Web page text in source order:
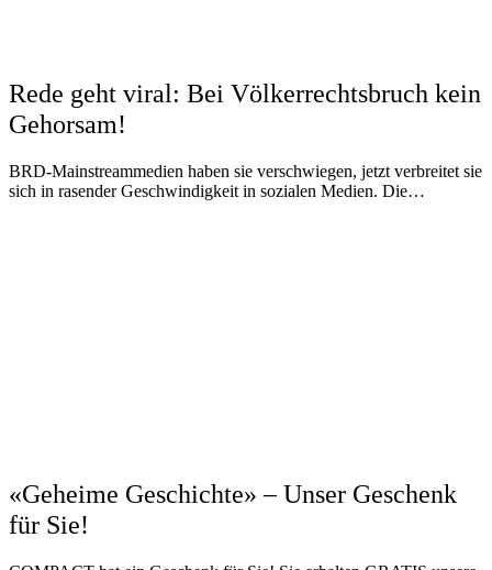
Rede geht viral: Bei Völkerrechtsbruch kein
Gehorsam!
BRD-Mainstreammedien haben sie verschwiegen, jetzt verbreitet sie
sich in rasender Geschwindigkeit in sozialen Medien. Die…
«Geheime Geschichte» – Unser Geschenk
für Sie!